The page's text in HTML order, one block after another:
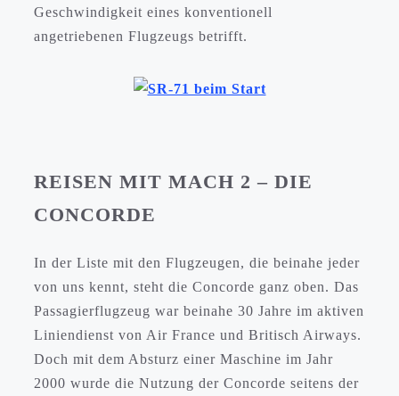
Geschwindigkeit eines konventionell
angetriebenen Flugzeugs betrifft.
REISEN MIT MACH 2 – DIE
CONCORDE
In der Liste mit den Flugzeugen, die beinahe jeder
von uns kennt, steht die Concorde ganz oben. Das
Passagierflugzeug war beinahe 30 Jahre im aktiven
Liniendienst von Air France und Britisch Airways.
Doch mit dem Absturz einer Maschine im Jahr
2000 wurde die Nutzung der Concorde seitens der